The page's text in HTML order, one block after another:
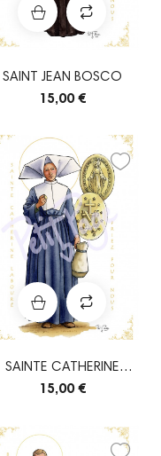
SAINT JEAN BOSCO
15,00 €
SAINTE CATHERINE
LABOURÉ
15,00 €